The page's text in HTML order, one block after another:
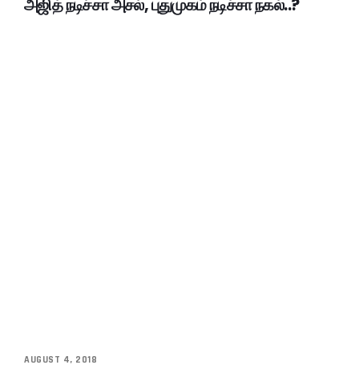
அஜித் நடிச்சா அசல், புதுமுகம் நடிச்சா நகல்..?
AUGUST 4, 2018